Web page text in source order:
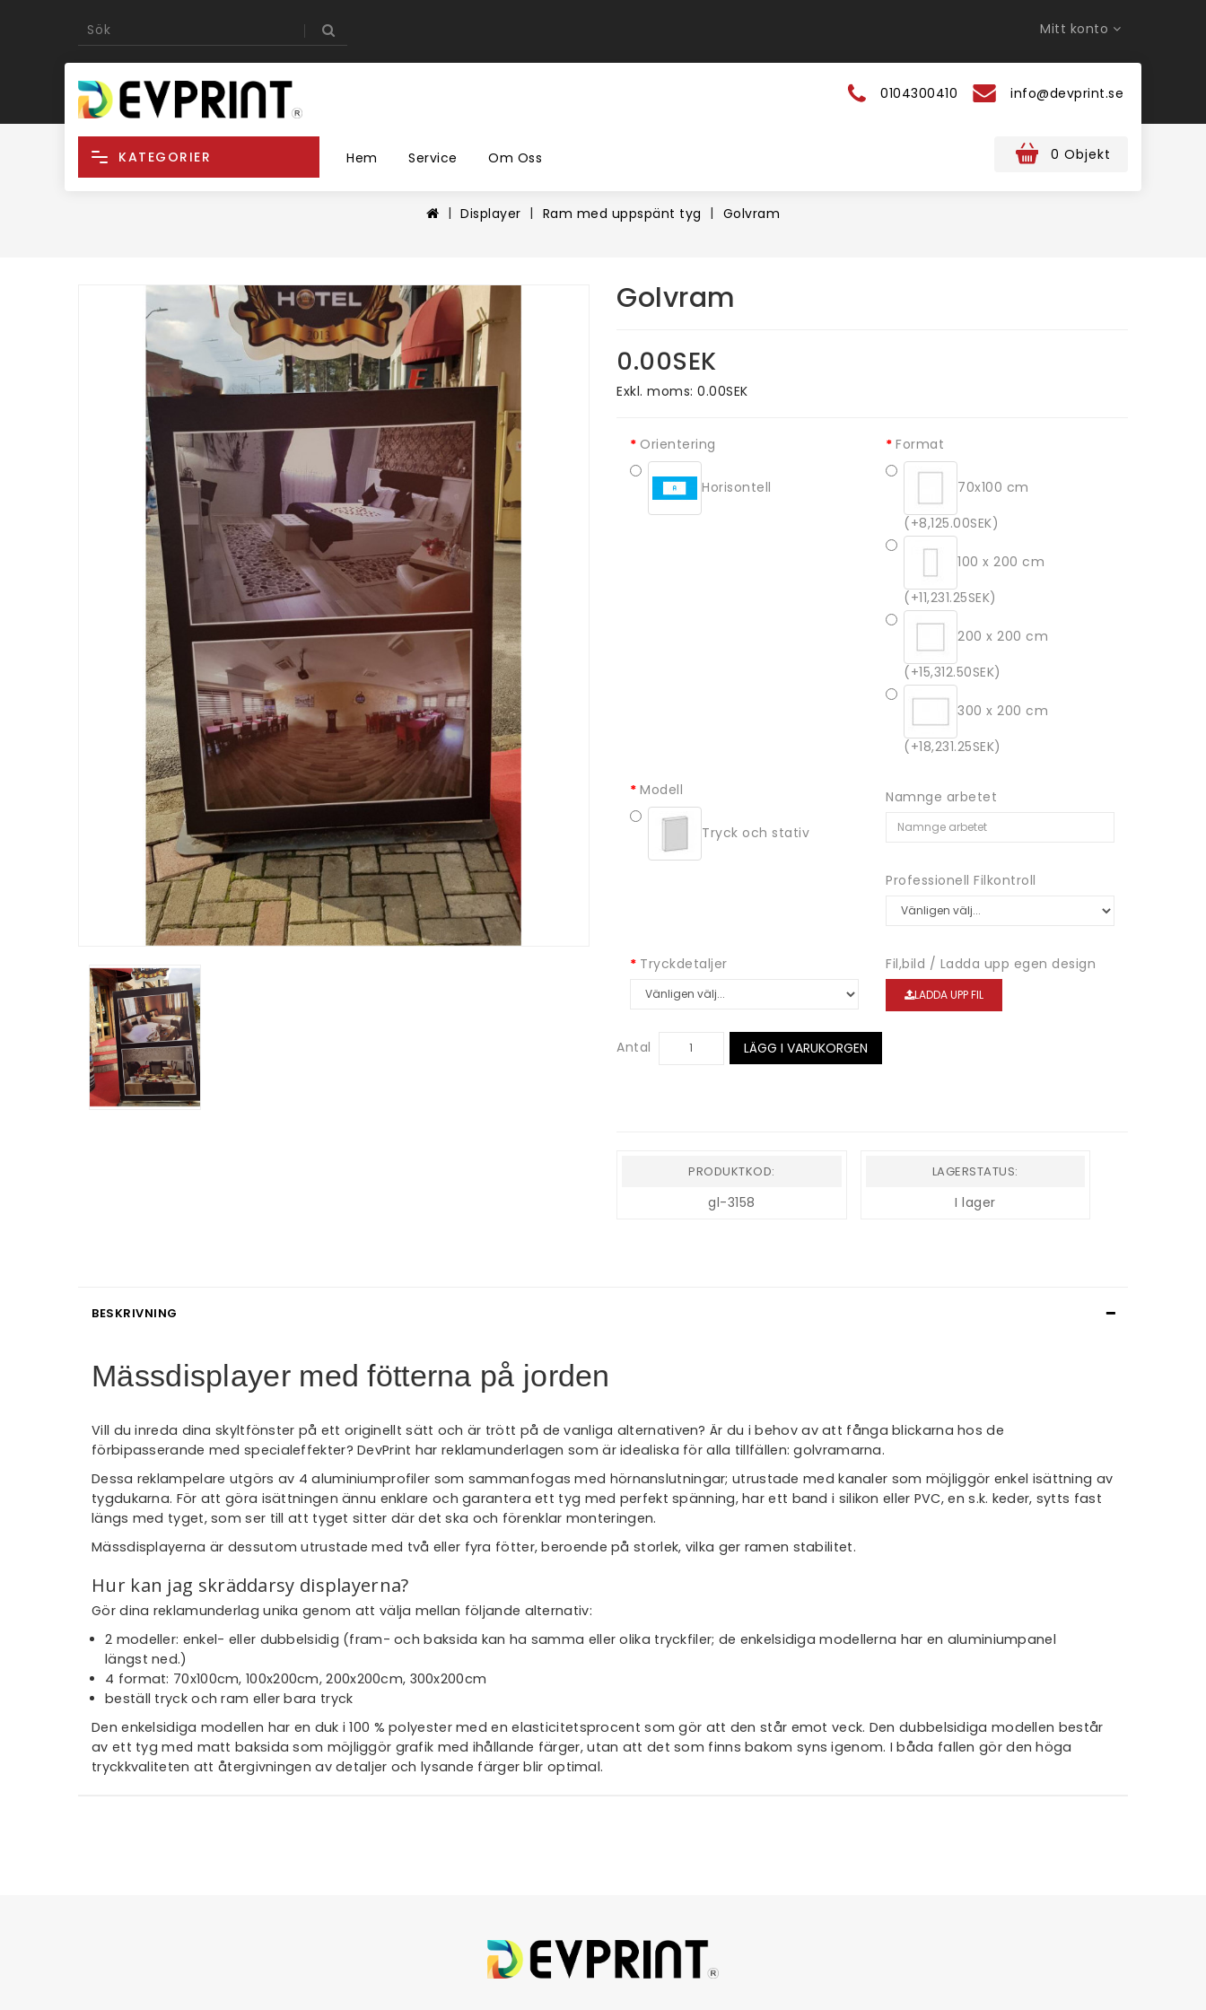
Mitt konto
0104300410 info@devprint.se
0 Objekt
KATEGORIER Hem Service Om Oss
Displayer Ram med uppspänt tyg Golvram
Golvram
0.00SEK
Exkl. moms: 0.00SEK
Orientering
Horisontell
Format
70x100 cm
(+8,125.00SEK)
100 x 200 cm
(+11,231.25SEK)
200 x 200 cm
(+15,312.50SEK)
300 x 200 cm
(+18,231.25SEK)
Modell
Tryck och stativ
Namnge arbetet
Professionell Filkontroll
Tryckdetaljer Fil,bild / Ladda upp egen design
LADDA UPP FIL
Antal LÄGG I VARUKORGEN
PRODUKTKOD:
gl-3158
LAGERSTATUS:
I lager
BESKRIVNING
Mässdisplayer med fötterna på jorden
Vill du inreda dina skyltfönster på ett originellt sätt och är trött på de vanliga alternativen? Är du i behov av att fånga blickarna hos de
förbipasserande med specialeffekter? DevPrint har reklamunderlagen som är idealiska för alla tillfällen: golvramarna.
Dessa reklampelare utgörs av 4 aluminiumprofiler som sammanfogas med hörnanslutningar; utrustade med kanaler som möjliggör enkel isättning av
tygdukarna. För att göra isättningen ännu enklare och garantera ett tyg med perfekt spänning, har ett band i silikon eller PVC, en s.k. keder, sytts fast
längs med tyget, som ser till att tyget sitter där det ska och förenklar monteringen.
Mässdisplayerna är dessutom utrustade med två eller fyra fötter, beroende på storlek, vilka ger ramen stabilitet.
Hur kan jag skräddarsy displayerna?
Gör dina reklamunderlag unika genom att välja mellan följande alternativ:
2 modeller: enkel- eller dubbelsidig (fram- och baksida kan ha samma eller olika tryckfiler; de enkelsidiga modellerna har en aluminiumpanel
längst ned.)
4 format: 70x100cm, 100x200cm, 200x200cm, 300x200cm
beställ tryck och ram eller bara tryck
Den enkelsidiga modellen har en duk i 100 % polyester med en elasticitetsprocent som gör att den står emot veck. Den dubbelsidiga modellen består
av ett tyg med matt baksida som möjliggör grafik med ihållande färger, utan att det som finns bakom syns igenom. I båda fallen gör den höga
tryckkvaliteten att återgivningen av detaljer och lysande färger blir optimal.